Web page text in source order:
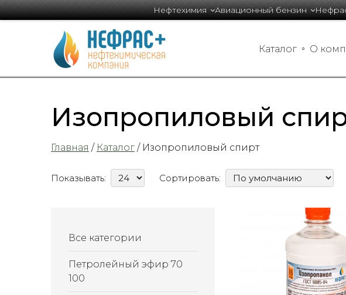
Нефтехимия Авиационный бензин
Каталог О
Изопропиловый
Главная / Каталог / Изопропиловый спирт
Показывать: Сортировать:
Все категории
Петролейный эфир 70
100